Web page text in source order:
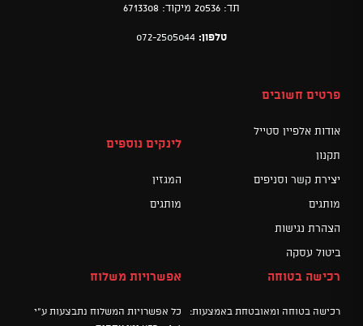
תד: 20536 מיקוד: 6713308
טלפון: 072-2505044
פרטים חשובים
אודות אלפיין סטייל
תקנון
יצירת קשר וסניפים
מותגים
הצהרת נגישות
ביטול עסקה
לינקים נוספים
המגזין
מותגים
רכישה בטוחה
רכישה בטוחה ומאובטחת באמצעות:
אפשרויות משלוח
כל אפשרויות המשלוח נתבצעות ע"י